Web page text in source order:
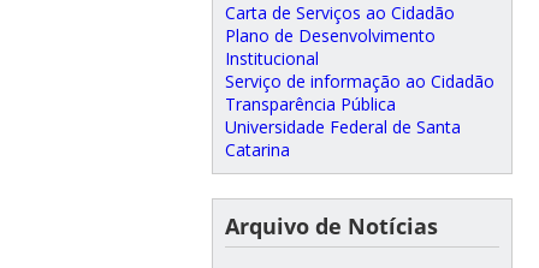
Carta de Serviços ao Cidadão
Plano de Desenvolvimento
Institucional
Serviço de informação ao Cidadão
Transparência Pública
Universidade Federal de Santa
Catarina
Arquivo de Notícias